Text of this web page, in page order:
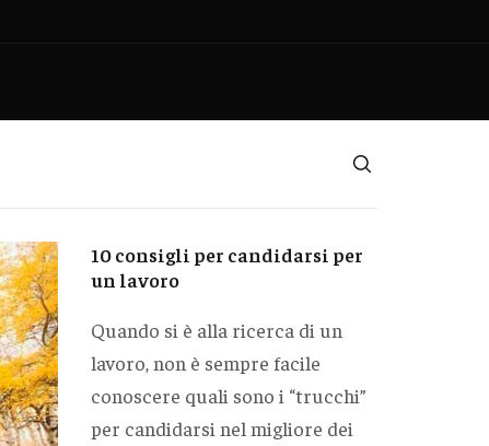
10 consigli per candidarsi per
un lavoro
Quando si è alla ricerca di un
lavoro, non è sempre facile
conoscere quali sono i “trucchi”
per candidarsi nel migliore dei